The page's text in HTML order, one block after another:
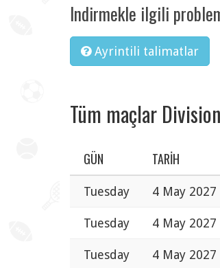
Indirmekle ilgili
Ayrintili talimatlar
Tüm maçlar
GÜN TARIH
Tuesday 4 May 2027
Tuesday 4 May 2027
Tuesday 4 May 2027